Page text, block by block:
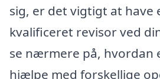
sig, er det vigtigt at have
kvalificeret revisor ved
se nærmere på, hvordan
hjælpe med forskellige